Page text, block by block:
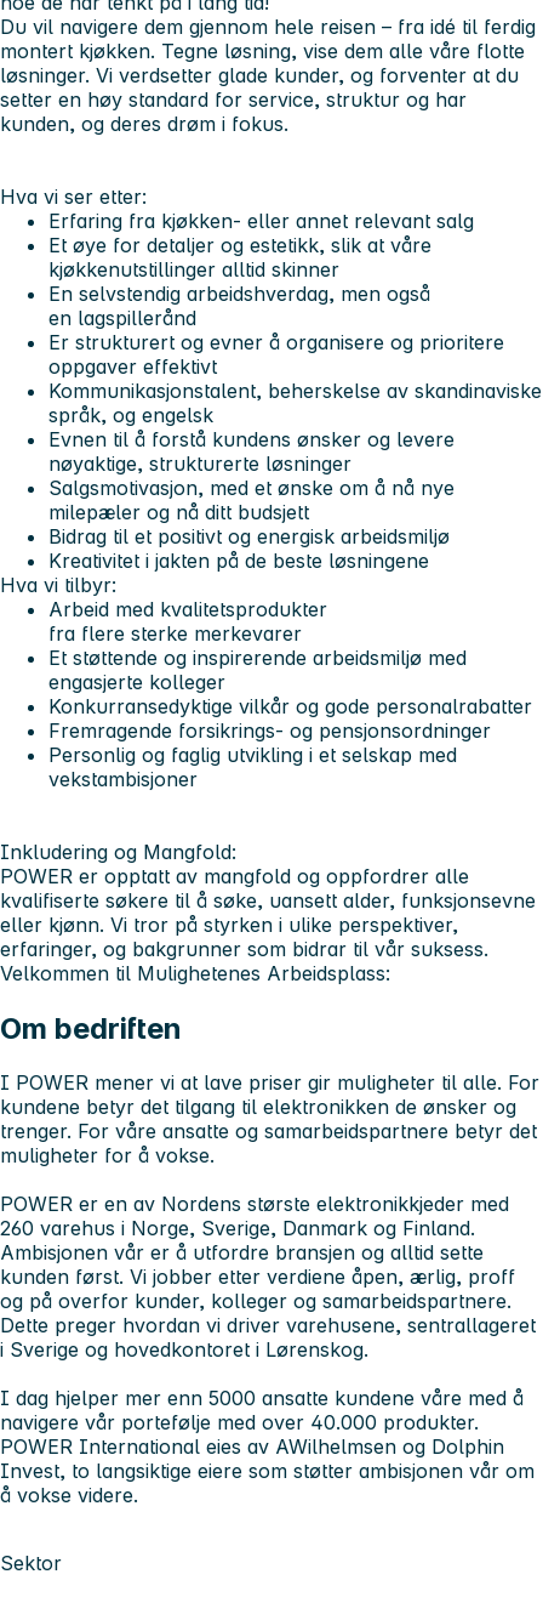
Du vil navigere dem gjennom hele reisen – fra idé til ferdig
montert kjøkken. Tegne løsning, vise dem alle våre flotte
løsninger. Vi verdsetter glade kunder, og forventer at du
setter en høy standard for service, struktur og har
kunden, og deres drøm i fokus.
Hva vi ser etter:
Erfaring fra kjøkken- eller annet relevant salg
Et øye for detaljer og estetikk, slik at våre
kjøkkenutstillinger alltid skinner
En selvstendig arbeidshverdag, men også
en lagspillerånd
Er strukturert og evner å organisere og prioritere
oppgaver effektivt
Kommunikasjonstalent, beherskelse av skandinaviske
språk, og engelsk
Evnen til å forstå kundens ønsker og levere
nøyaktige, strukturerte løsninger
Salgsmotivasjon, med et ønske om å nå nye
milepæler og nå ditt budsjett
Bidrag til et positivt og energisk arbeidsmiljø
Kreativitet i jakten på de beste løsningene
Hva vi tilbyr:
Arbeid med kvalitetsprodukter
fra flere sterke merkevarer
Et støttende og inspirerende arbeidsmiljø med
engasjerte kolleger
Konkurransedyktige vilkår og gode personalrabatter
Fremragende forsikrings- og pensjonsordninger
Personlig og faglig utvikling i et selskap med
vekstambisjoner
Inkludering og Mangfold:
POWER er opptatt av mangfold og oppfordrer alle
kvalifiserte søkere til å søke, uansett alder, funksjonsevne
eller kjønn. Vi tror på styrken i ulike perspektiver,
erfaringer, og bakgrunner som bidrar til vår suksess.
Velkommen til Mulighetenes Arbeidsplass:
Om bedriften
I POWER mener vi at lave priser gir muligheter til alle. For
kundene betyr det tilgang til elektronikken de ønsker og
trenger. For våre ansatte og samarbeidspartnere betyr det
muligheter for å vokse.
POWER er en av Nordens største elektronikkjeder med
260 varehus i Norge, Sverige, Danmark og Finland.
Ambisjonen vår er å utfordre bransjen og alltid sette
kunden først. Vi jobber etter verdiene åpen, ærlig, proff
og på overfor kunder, kolleger og samarbeidspartnere.
Dette preger hvordan vi driver varehusene, sentrallageret
i Sverige og hovedkontoret i Lørenskog.
I dag hjelper mer enn 5000 ansatte kundene våre med å
navigere vår portefølje med over 40.000 produkter.
POWER International eies av AWilhelmsen og Dolphin
Invest, to langsiktige eiere som støtter ambisjonen vår om
å vokse videre.
Sektor